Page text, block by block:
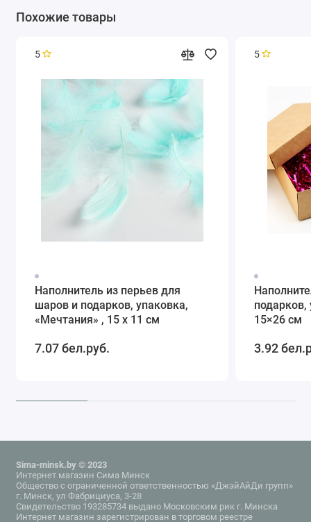
Похожие товары
5
Наполнитель из перьев для
шаров и подарков, упаковка,
«Мечтания» , 15 х 11 см
7.07 бел.руб.
5
подарков,
15×26 см
3.92
Sima-minsk.by © 2023
Интернет магазин Сима Минск
Общество с ограниченной ответственностью «ДжэйАйДи групп»
г. Минск, ул Фабрициуса, 3-28
Свидетельство 193285734 выдано Московским рик г. Минска
Интернет магазин зарегистрирован в торговом реестре